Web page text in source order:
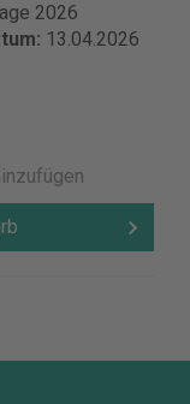
2026
13.04.2026